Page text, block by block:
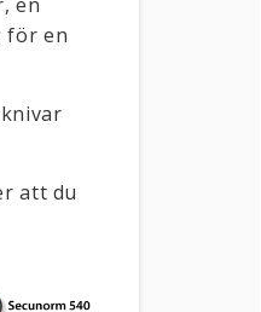
för en
att du